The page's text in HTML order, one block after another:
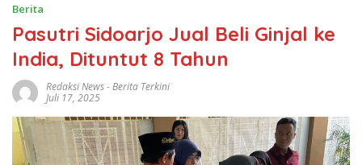
Berita
Pasutri Sidoarjo Jual Beli Ginjal ke
India, Dituntut 8 Tahun
Redaksi News-Berita Terkini
Juli 17, 2025